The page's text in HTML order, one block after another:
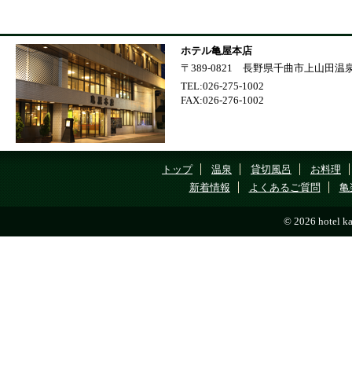
ホテル亀屋本店
〒389-0821 長野県千曲市上山田温
TEL:026-275-1002
FAX:026-276-1002
トップ 温泉 貸切風呂
お料理
新着情報
よくあるご質問 亀
© 2026 hotel